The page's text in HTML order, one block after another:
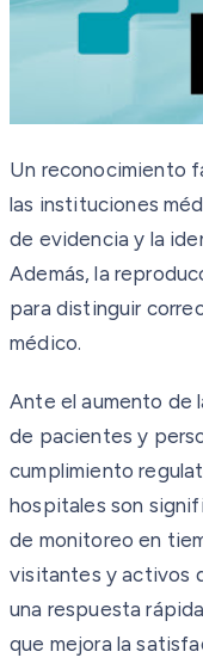
Un reconocimiento
las instituciones
de evidencia y la
Además, la
para distinguir
médico.
Ante el aumento de
de pacientes y
cumplimiento
hospitales son
de monitoreo en
visitantes y activos
una respuesta
que mejora la